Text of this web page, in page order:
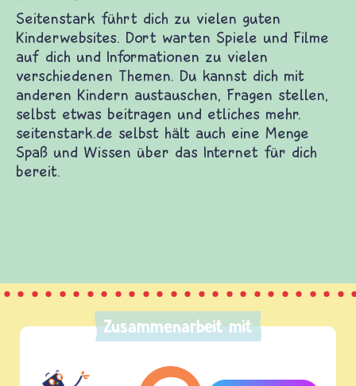
vielen guten Kinderwebsites. Dort warten
und Informationen zu vielen verschiedenen
mit anderen Kindern austauschen, Fragen
und etliches mehr. seitenstark.de
Zusammenarbeit mit